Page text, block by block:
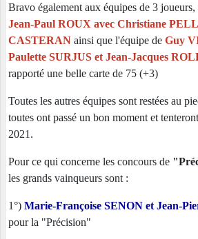
Bravo également aux équipes de 3
Jean-Paul ROUX avec Christiane
CASTERAN ainsi que l'équipe de Guy
Paulette SURJUS et Jean-Jacques
rapporté une belle carte de 75 (+3)
Toutes les autres équipes sont restées au
toutes ont passé un bon moment et
2021.
Pour ce qui concerne les concours de
les grands vainqueurs sont :
1°) Marie-Françoise SENON et Jean-
pour la "Précision"